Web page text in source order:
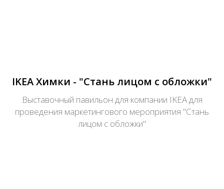
IKEA Химки - "Стань лицом с обложки"
Выставочный павильон для компании IKEA для
проведения маркетингового мероприятия "Стань
лицом с обложки"